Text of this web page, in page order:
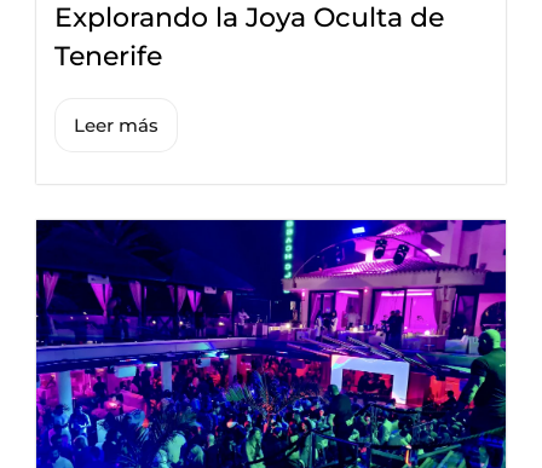
Explorando la Joya Oculta de
Tenerife
Leer más